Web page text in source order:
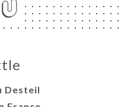
Desteil